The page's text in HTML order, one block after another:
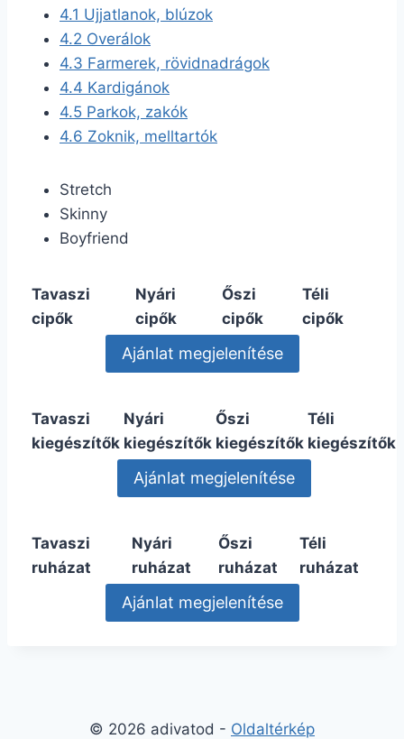
4.1 Ujjatlanok, blúzok
4.2 Overálok
4.3 Farmerek, rövidnadrágok
4.4 Kardigánok
4.5 Parkok, zakók
4.6 Zoknik, melltartók
Stretch
Skinny
Boyfriend
Tavaszi
cipők
Nyári
cipők
Őszi
cipők
Téli
cipők
Tavaszi
kiegészítők
Nyári
kiegészítők
Őszi
kiegészítők
Téli
kiegészítők
Tavaszi
ruházat
Nyári
ruházat
Őszi
ruházat
Téli
ruházat
© 2026 adivatod - Oldaltérkép